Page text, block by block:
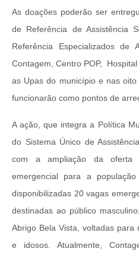
As doações poderão ser
de Referência de Assistência
Referência Especializados de
Contagem, Centro POP,
as Upas do município e nas
funcionarão como pontos de
A ação, que integra a Política
do Sistema Único de
com a ampliação da oferta
emergencial para a
disponibilizadas 20 vagas
destinadas ao público
Abrigo Bela Vista, voltadas
e idosos. Atualmente,